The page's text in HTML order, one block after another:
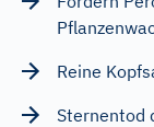
Reine
Sternentod